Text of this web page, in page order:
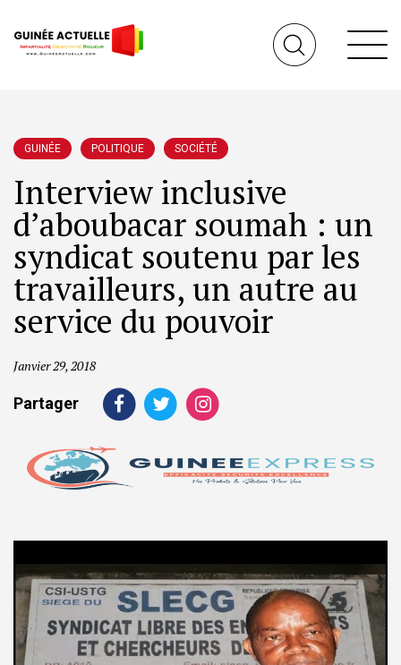
GUINÉE POLITIQUE SOCIÉTÉ
Interview inclusive
d’aboubacar soumah : un
syndicat soutenu par les
travailleurs, un autre au
service du pouvoir
Janvier 29, 2018
Partager